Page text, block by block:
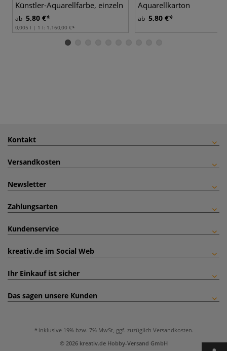
Künstler-Aquarellfarbe, einzeln
ab 5,80 €
0,005 l | 1 l: 1.160,00 €
Aquarellkarton
ab 5,80 €
Kontakt
Versandkosten
Newsletter
Zahlungsarten
Kundenservice
kreativ.de im Social Web
Ihr Einkauf ist sicher
Das sagen unsere Kunden
inklusive 19% bzw. 7% MwSt, ggf. zuzüglich Versandkosten.
© 2026 kreativ.de Hobby-Versand GmbH